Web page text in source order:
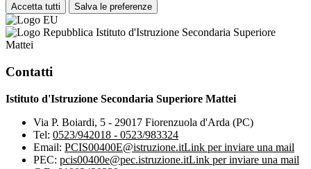
Accetta tutti Salva le preferenze
Istituto d'Istruzione Secondaria Superiore
Mattei
Contatti
Istituto d'Istruzione Secondaria Superiore Mattei
Via P. Boiardi, 5 - 29017 Fiorenzuola d'Arda (PC)
Tel: 0523/942018 - 0523/983324
Email: PCIS00400E@istruzione.itLink per inviare una mail
PEC: pcis00400e@pec.istruzione.itLink per inviare una mail